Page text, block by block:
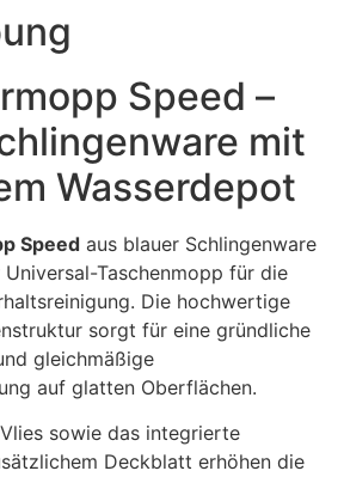
Speed –
mit
Wasserdepot
Speed aus blauer Schlingenware
Taschenmopp für die
Die hochwertige
sorgt für eine gründliche
gleichmäßige
auf glatten Oberflächen.
sowie das integrierte
Deckblatt erhöhen die